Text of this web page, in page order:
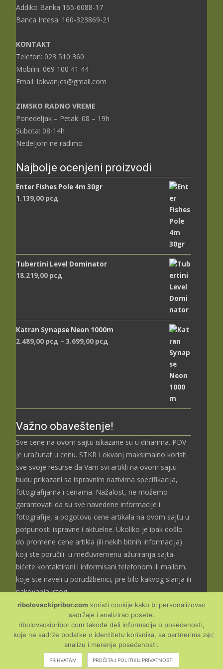
Addiko Banka 165-6088-17
Banca Intesa: 160-323869-21
KONTAKT
Telefon: 023 510 360
Mobilni: 069 100 41 44
Email: lokvanjcs@gmail.com
ZIMSKO RADNO VREME
Ponedeljak – Petak: 08 – 19h
Subota: 08-14h
Nedeljom ne radimo
Najbolje ocenjeni proizvodi
Enter Fishes Pole 4m 30gr
1.139,00 рсд
Tubertini Level Dominator
18.219,00 рсд
Katran Synapse Neon 1000m
2.489,00 рсд – 3.699,00 рсд
Važno obaveštenje!
Sve cene na ovom sajtu iskazane su u dinarima. PDV
je uračunat u cenu. STKR Lokvanj maksimalno koristi
sve svoje resurse da Vam svi artikli na ovom sajtu
budu prikazani sa ispravnim nazivima specifikacija,
fotografijama i cenama. Nažalost, ne možemo
garantovati da su sve navedene informacije i
fotografije, a pogotovu cene artikala na ovom sajtu u
potpunosti ispravne i aktuelne. Ukoliko je ipak došlo
do promene cene artikla (ili nekih bitnih informacija)
koji ste poručili u međuvremenu ažuriranja sajta-
bićete kontaktirani i informisani telefonom ili mailom,
koje ste naveli u porudžbenici, pre bilo kakvog slanja ili
pakovanja istog.
Copyright © Ribolovački
ribolovackipribor.com koristi cookije kako bi personalizovao
sadržaje i analizirao posete.
ribolovackipribor.com takođe deli informacije o posećenosti,
koje ne sadrže podatke o identitetu korisnika, sa partnerima za
analizu i merenje posećenosti.
PRIHVATAM PROČITAJ POLITIKU PRIVATNOSTI